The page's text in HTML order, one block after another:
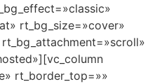
rt_bg_size=»cover»
rt_border_top=»»